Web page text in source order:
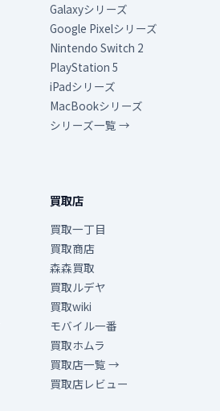
Galaxyシリーズ
Google Pixelシリーズ
Nintendo Switch 2
PlayStation 5
iPadシリーズ
MacBookシリーズ
シリーズ一覧 →
買取店
買取一丁目
買取商店
森森買取
買取ルデヤ
買取wiki
モバイル一番
買取ホムラ
買取店一覧 →
買取店レビュー